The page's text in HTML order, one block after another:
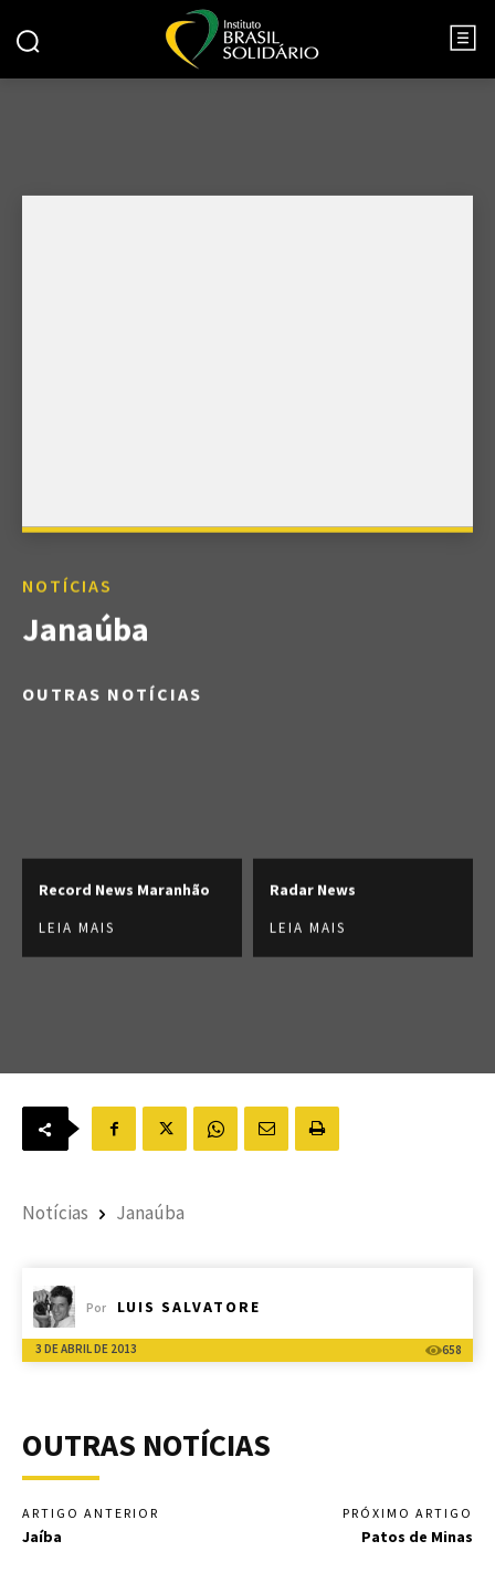
NOTÍCIAS
Janaúba
OUTRAS NOTÍCIAS
Record News Maranhão
LEIA MAIS
Radar News
LEIA MAIS
Notícias Janaúba
Por LUIS SALVATORE
3 DE ABRIL DE 2013 658
OUTRAS NOTÍCIAS
ARTIGO ANTERIOR
Jaíba
PRÓXIMO ARTIGO
Patos de Minas